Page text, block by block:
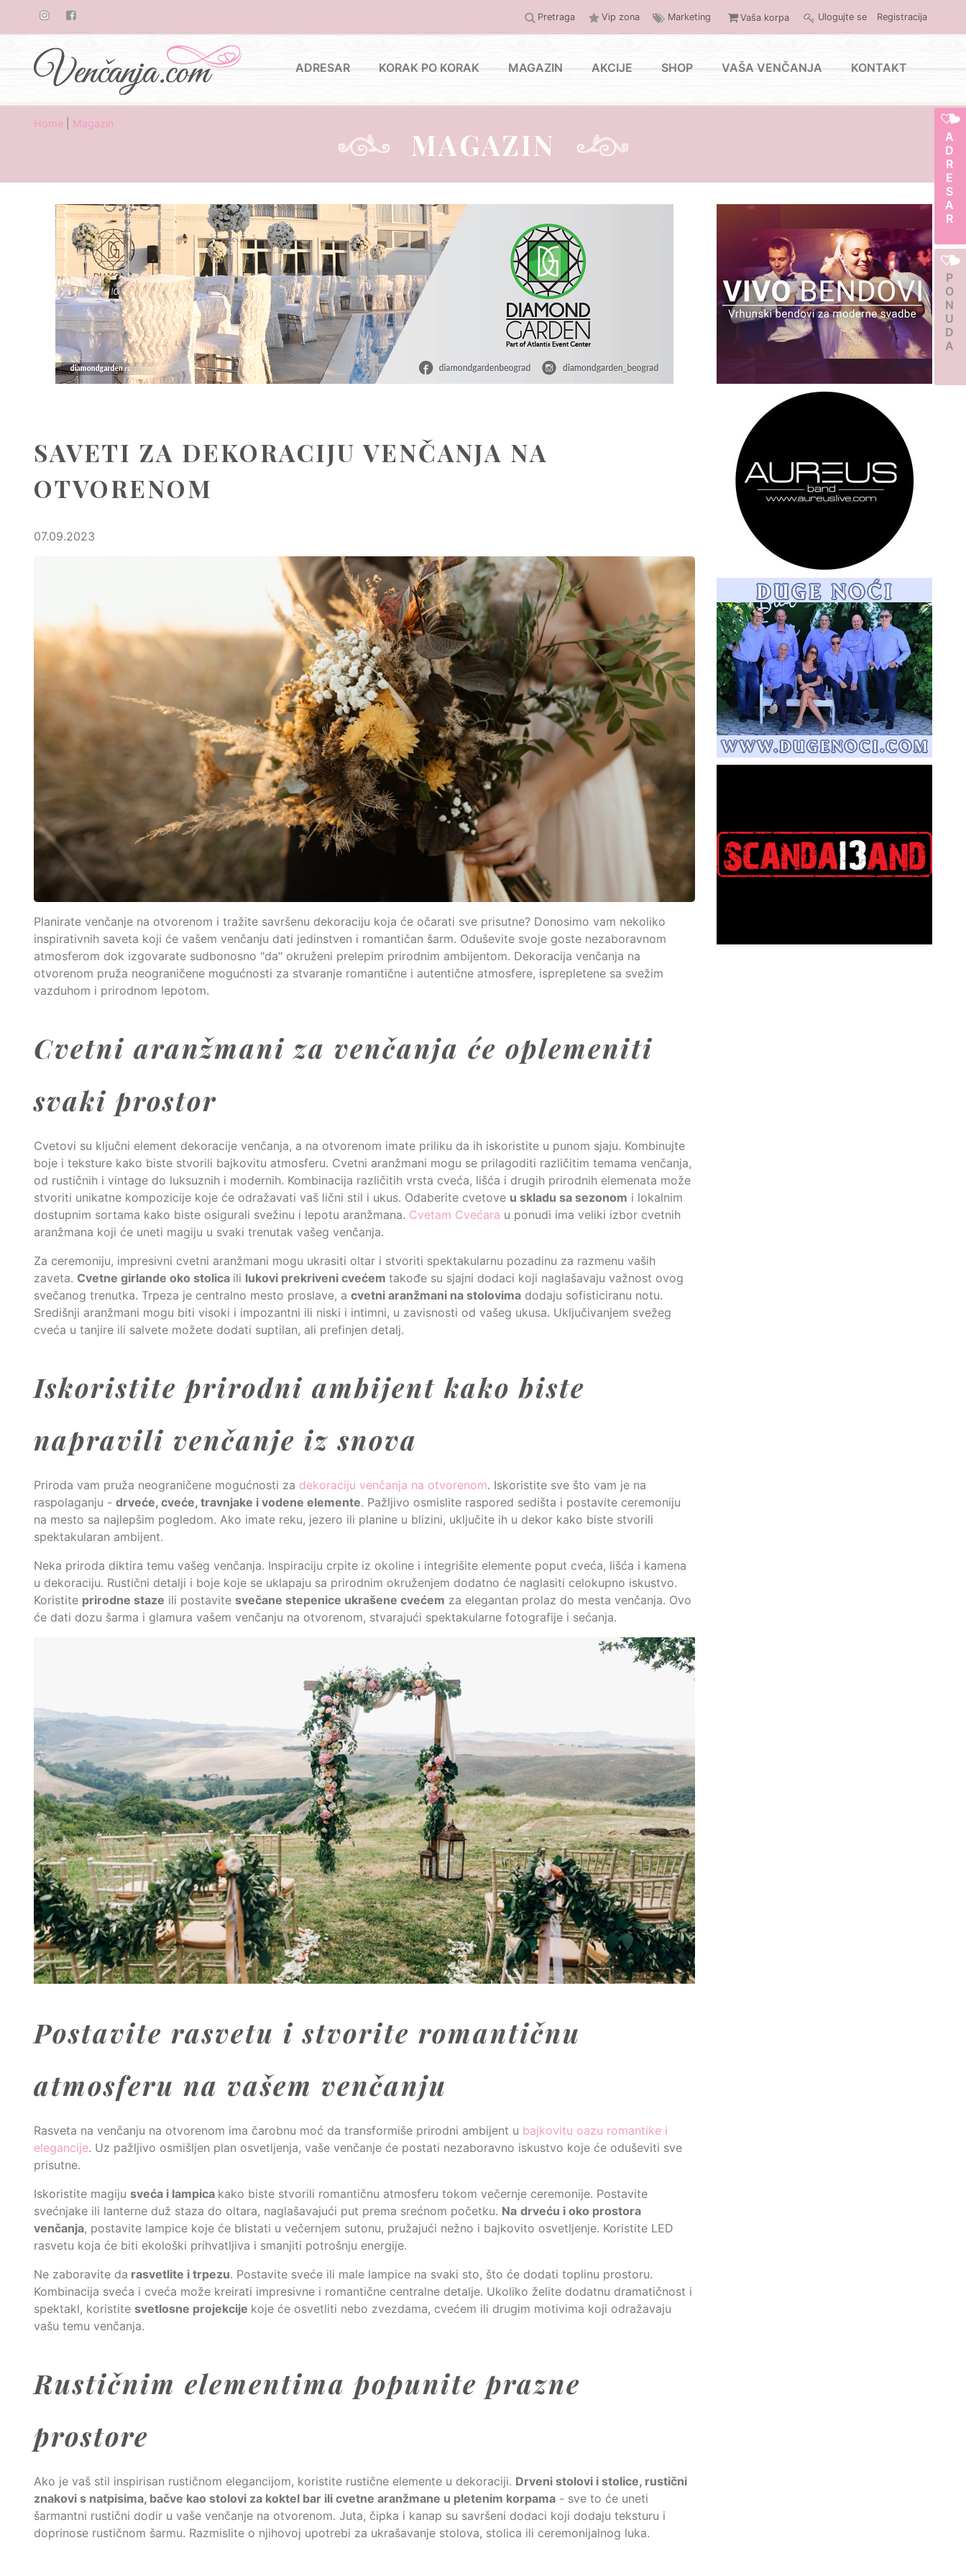
Pretraga Vip zona Marketing Vaša korpa Ulogujte se Registracija
ADRESAR KORAK PO KORAK MAGAZIN AKCIJE SHOP VAŠA VENČANJA KONTAKT
ADRESAR
PONUDA
Home Magazin
MAGAZIN
SAVETI ZA DEKORACIJU VENČANJA NA
OTVORENOM
07.09.2023
Planirate venčanje na otvorenom i tražite savršenu dekoraciju koja će očarati sve prisutne? Donosimo vam nekoliko
inspirativnih saveta koji će vašem venčanju dati jedinstven i romantičan šarm. Oduševite svoje goste nezaboravnom
atmosferom dok izgovarate sudbonosno "da" okruženi prelepim prirodnim ambijentom. Dekoracija venčanja na
otvorenom pruža neograničene mogućnosti za stvaranje romantične i autentične atmosfere, isprepletene sa svežim
vazduhom i prirodnom lepotom.
Cvetni aranžmani za venčanja će oplemeniti
svaki prostor
Cvetovi su ključni element dekoracije venčanja, a na otvorenom imate priliku da ih iskoristite u punom sjaju. Kombinujte
boje i teksture kako biste stvorili bajkovitu atmosferu. Cvetni aranžmani mogu se prilagoditi različitim temama venčanja,
od rustičnih i vintage do luksuznih i modernih. Kombinacija različitih vrsta cveća, lišća i drugih prirodnih elemenata može
stvoriti unikatne kompozicije koje će odražavati vaš lični stil i ukus. Odaberite cvetove u skladu sa sezonom i lokalnim
dostupnim sortama kako biste osigurali svežinu i lepotu aranžmana. Cvetam Cvećara u ponudi ima veliki izbor cvetnih
aranžmana koji će uneti magiju u svaki trenutak vašeg venčanja.
Za ceremoniju, impresivni cvetni aranžmani mogu ukrasiti oltar i stvoriti spektakularnu pozadinu za razmenu vaših
zaveta. Cvetne girlande oko stolica ili lukovi prekriveni cvećem takođe su sjajni dodaci koji naglašavaju važnost ovog
svečanog trenutka. Trpeza je centralno mesto proslave, a cvetni aranžmani na stolovima dodaju sofisticiranu notu.
Središnji aranžmani mogu biti visoki i impozantni ili niski i intimni, u zavisnosti od vašeg ukusa. Uključivanjem svežeg
cveća u tanjire ili salvete možete dodati suptilan, ali prefinjen detalj.
Iskoristite prirodni ambijent kako biste
napravili venčanje iz snova
Priroda vam pruža neograničene mogućnosti za dekoraciju venčanja na otvorenom. Iskoristite sve što vam je na
raspolaganju - drveće, cveće, travnjake i vodene elemente. Pažljivo osmislite raspored sedišta i postavite ceremoniju
na mesto sa najlepšim pogledom. Ako imate reku, jezero ili planine u blizini, uključite ih u dekor kako biste stvorili
spektakularan ambijent.
Neka priroda diktira temu vašeg venčanja. Inspiraciju crpite iz okoline i integrišite elemente poput cveća, lišća i kamena
u dekoraciju. Rustični detalji i boje koje se uklapaju sa prirodnim okruženjem dodatno će naglasiti celokupno iskustvo.
Koristite prirodne staze ili postavite svečane stepenice ukrašene cvećem za elegantan prolaz do mesta venčanja. Ovo
će dati dozu šarma i glamura vašem venčanju na otvorenom, stvarajući spektakularne fotografije i sećanja.
Postavite rasvetu i stvorite romantičnu
atmosferu na vašem venčanju
Rasveta na venčanju na otvorenom ima čarobnu moć da transformiše prirodni ambijent u bajkovitu oazu romantike i
elegancije. Uz pažljivo osmišljen plan osvetljenja, vaše venčanje će postati nezaboravno iskustvo koje će oduševiti sve
prisutne.
Iskoristite magiju sveća i lampica kako biste stvorili romantičnu atmosferu tokom večernje ceremonije. Postavite
svećnjake ili lanterne duž staza do oltara, naglašavajući put prema srećnom početku. Na drveću i oko prostora
venčanja, postavite lampice koje će blistati u večernjem sutonu, pružajući nežno i bajkovito osvetljenje. Koristite LED
rasvetu koja će biti ekološki prihvatljiva i smanjiti potrošnju energije.
Ne zaboravite da rasvetlite i trpezu. Postavite sveće ili male lampice na svaki sto, što će dodati toplinu prostoru.
Kombinacija sveća i cveća može kreirati impresivne i romantične centralne detalje. Ukoliko želite dodatnu dramatičnost i
spektakl, koristite svetlosne projekcije koje će osvetliti nebo zvezdama, cvećem ili drugim motivima koji odražavaju
vašu temu venčanja.
Rustičnim elementima popunite prazne
prostore
Ako je vaš stil inspirisan rustičnom elegancijom, koristite rustične elemente u dekoraciji. Drveni stolovi i stolice, rustični
znakovi s natpisima, bačve kao stolovi za koktel bar ili cvetne aranžmane u pletenim korpama - sve to će uneti
šarmantni rustični dodir u vaše venčanje na otvorenom. Juta, čipka i kanap su savršeni dodaci koji dodaju teksturu i
doprinose rustičnom šarmu. Razmislite o njihovoj upotrebi za ukrašavanje stolova, stolica ili ceremonijalnog luka.